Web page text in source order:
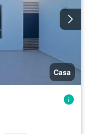
Casa